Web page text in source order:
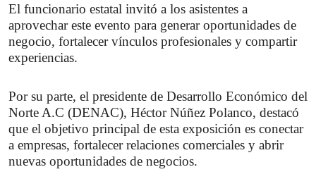
El funcionario estatal invitó a los asistentes a
aprovechar este evento para generar oportunidades de
negocio, fortalecer vínculos profesionales y compartir
experiencias.
Por su parte, el presidente de Desarrollo Económico del
Norte A.C (DENAC), Héctor Núñez Polanco, destacó
que el objetivo principal de esta exposición es conectar
a empresas, fortalecer relaciones comerciales y abrir
nuevas oportunidades de negocios.